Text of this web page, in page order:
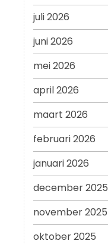
juli 2026
juni 2026
mei 2026
april 2026
maart 2026
februari 2026
januari 2026
december 2025
november 2025
oktober 2025